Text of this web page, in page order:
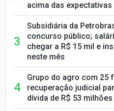
acima das expectativas
Subsidiária da
concurso público;
chegar a R$ 15 mil e
neste mês
Grupo do agro com 25
recuperação judicial
dívida de R$ 53 milhões